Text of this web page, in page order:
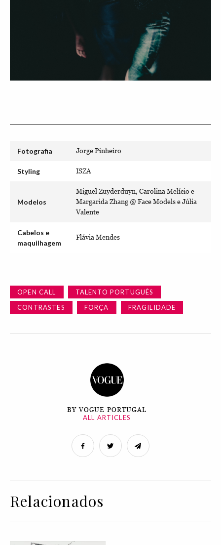
Fotografia Jorge Pinheiro
Styling ISZA
Modelos
Miguel Zuyderduyn, Carolina Melício e
Margarida Zhang @ Face Models e Júlia
Valente
Cabelos e
maquilhagem
Flávia Mendes
OPEN CALL
TALENTO PORTUGUÊS
CONTRASTES
FORÇA FRAGILIDADE
BY VOGUE PORTUGAL
ALL ARTICLES
Relacionados